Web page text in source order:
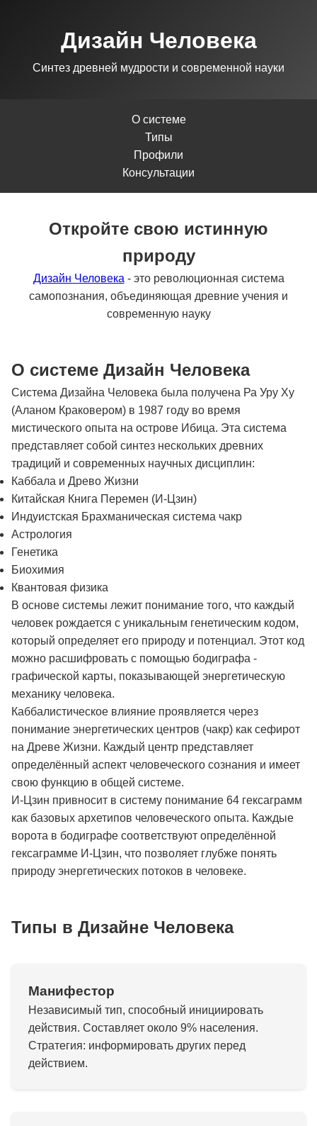
Дизайн Человека
Синтез древней мудрости и современной науки
О системе
Типы
Профили
Консультации
Откройте свою истинную
природу
Дизайн Человека - это революционная система
самопознания, объединяющая древние учения и
современную науку
О системе Дизайн Человека
Система Дизайна Человека была получена Ра Уру Ху
(Аланом Краковером) в 1987 году во время
мистического опыта на острове Ибица. Эта система
представляет собой синтез нескольких древних
традиций и современных научных дисциплин:
Каббала и Древо Жизни
Китайская Книга Перемен (И-Цзин)
Индуистская Брахманическая система чакр
Астрология
Генетика
Биохимия
Квантовая физика
В основе системы лежит понимание того, что каждый
человек рождается с уникальным генетическим кодом,
который определяет его природу и потенциал. Этот код
можно расшифровать с помощью бодиграфа -
графической карты, показывающей энергетическую
механику человека.
Каббалистическое влияние проявляется через
понимание энергетических центров (чакр) как сефирот
на Древе Жизни. Каждый центр представляет
определённый аспект человеческого сознания и имеет
свою функцию в общей системе.
И-Цзин привносит в систему понимание 64 гексаграмм
как базовых архетипов человеческого опыта. Каждые
ворота в бодиграфе соответствуют определённой
гексаграмме И-Цзин, что позволяет глубже понять
природу энергетических потоков в человеке.
Типы в Дизайне Человека
Манифестор
Независимый тип, способный инициировать
действия. Составляет около 9% населения.
Стратегия: информировать других перед
действием.